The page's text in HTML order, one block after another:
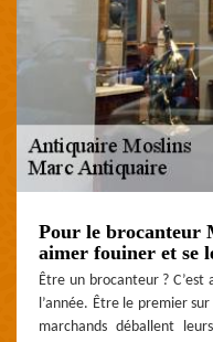
Pour le brocanteur
aimer fouiner et se
Être un brocanteur ?
l’année. Être le premier
marchands déballent